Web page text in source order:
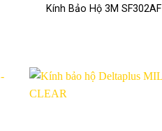
Kính Bảo Hộ 3M SF302AF